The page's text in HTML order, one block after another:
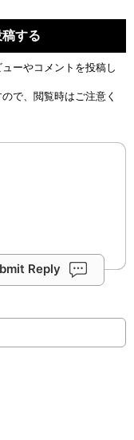
する
ーやコメントを投稿し
で、閲覧時はご注意く
Reply